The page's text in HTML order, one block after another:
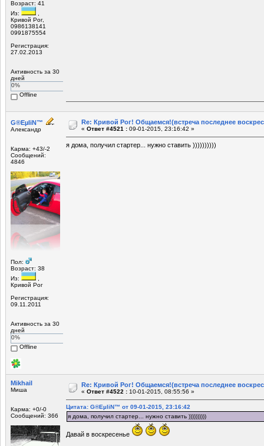
Возраст: 41
Из:
,
Кривой Рог,
0986138141
0991875554
Регистрация:
27.02.2013
Активность за 30
дней
0%
Offline
G®EµliN™
Александр
Карма: +43/-2
Сообщений:
4846
Пол:
Возраст: 38
Из:
Кривой Рог
Регистрация:
09.11.2011
Активность за 30
дней
0%
Offline
Re: Кривой Рог! Общаемся!(встреча последнее
« Ответ #4521 : 09-01-2015, 23:16:42 »
я дома, получил стартер... нужно ставить ))))))))))
Mikhail
Миша
Карма: +0/-0
Сообщений: 366
Re: Кривой Рог! Общаемся!(встреча последнее
« Ответ #4522 : 10-01-2015, 08:55:56 »
Цитата: G®EµliN™ от 09-01-2015, 23:16:42
я дома, получил стартер... нужно ставить ))))))))))
Давай в воскресенье